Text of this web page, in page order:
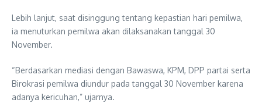
Lebih lanjut, saat disinggung tentang kepastian hari pemilwa,
ia menuturkan pemilwa akan dilaksanakan tanggal 30
November.
“Berdasarkan mediasi dengan Bawaswa, KPM, DPP partai serta
Birokrasi pemilwa diundur pada tanggal 30 November karena
adanya kericuhan,” ujarnya.